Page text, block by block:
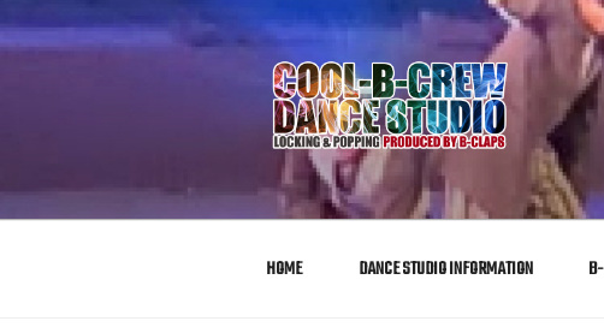
COOL-B-CREW
クールビークルーダンススタジオ。姫
HOME DANCE STUDIO INFORMATION